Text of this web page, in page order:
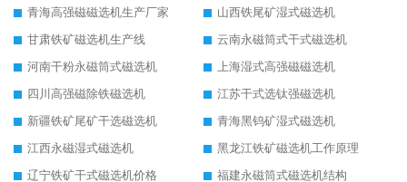
青海高强磁磁选机生产厂家
山西铁尾矿湿式磁选机
甘肃铁矿磁选机生产线
云南永磁筒式干式磁选机
河南干粉永磁筒式磁选机
上海湿式高强磁磁选机
四川高强磁除铁磁选机
江苏干式选钛强磁选机
新疆铁矿尾矿干选磁选机
青海黑钨矿湿式磁选机
江西永磁湿式磁选机
黑龙江铁矿磁选机工作原理
辽宁铁矿干式磁选机价格
福建永磁筒式磁选机结构